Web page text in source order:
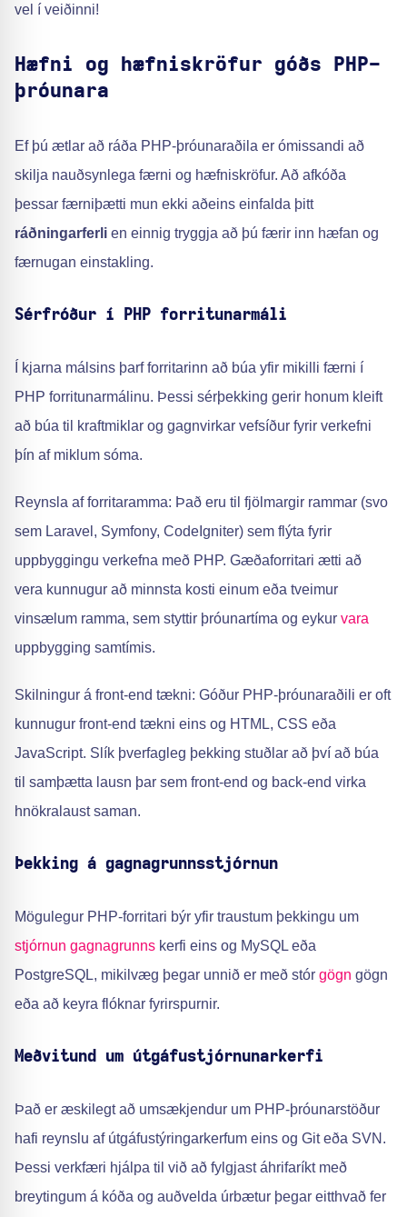
vel í veiðinni!
Hæfni og hæfniskröfur góðs PHP-
þróunara
Ef þú ætlar að ráða PHP-þróunaraðila er ómissandi að
skilja nauðsynlega færni og hæfniskröfur. Að afkóða
þessar færniþætti mun ekki aðeins einfalda þitt
ráðningarferli en einnig tryggja að þú færir inn hæfan og
færnugan einstakling.
Sérfróður í PHP forritunarmáli
Í kjarna málsins þarf forritarinn að búa yfir mikilli færni í
PHP forritunarmálinu. Þessi sérþekking gerir honum kleift
að búa til kraftmiklar og gagnvirkar vefsíður fyrir verkefni
þín af miklum sóma.
Reynsla af forritaramma: Það eru til fjölmargir rammar (svo
sem Laravel, Symfony, CodeIgniter) sem flýta fyrir
uppbyggingu verkefna með PHP. Gæðaforritari ætti að
vera kunnugur að minnsta kosti einum eða tveimur
vinsælum ramma, sem styttir þróunartíma og eykur vara
uppbygging samtímis.
Skilningur á front-end tækni: Góður PHP-þróunaraðili er oft
kunnugur front-end tækni eins og HTML, CSS eða
JavaScript. Slík þverfagleg þekking stuðlar að því að búa
til samþætta lausn þar sem front-end og back-end virka
hnökralaust saman.
Þekking á gagnagrunnsstjórnun
Mögulegur PHP-forritari býr yfir traustum þekkingu um
stjórnun gagnagrunns kerfi eins og MySQL eða
PostgreSQL, mikilvæg þegar unnið er með stór gögn gögn
eða að keyra flóknar fyrirspurnir.
Meðvitund um útgáfustjórnunarkerfi
Það er æskilegt að umsækjendur um PHP-þróunarstöður
hafi reynslu af útgáfustýringarkerfum eins og Git eða SVN.
Þessi verkfæri hjálpa til við að fylgjast áhrifaríkt með
breytingum á kóða og auðvelda úrbætur þegar eitthvað fer